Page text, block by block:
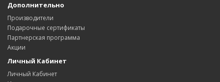
Дополнительно
Производители
Подарочные сертификаты
Партнерская программа
Акции
Личный Кабинет
Личный Кабинет